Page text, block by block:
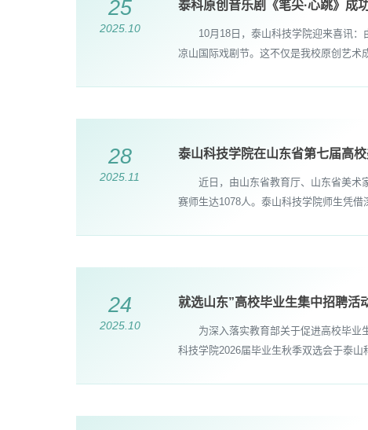
25
2025.10
泰科原创音乐剧《笔尖·心跳》成
10月18日，泰山科技学院迎来喜讯：
凉山国际戏剧节。这不仅是我校原创艺术
28
2025.11
泰山科技学院在山东省第七届高
近日，由山东省教育厅、山东省美术家
赛师生达1078人。泰山科技学院师生凭
24
2025.10
就选山东”高校毕业生集中招聘
为深入落实教育部关于促进高校毕业生
科技学院2026届毕业生秋季双选会于泰